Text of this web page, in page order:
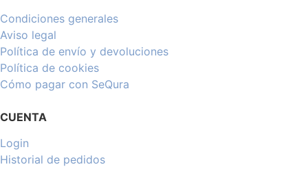
Condiciones generales
Aviso legal
Política de envío y devoluciones
Política de cookies
Cómo pagar con SeQura
CUENTA
Login
Historial de pedidos